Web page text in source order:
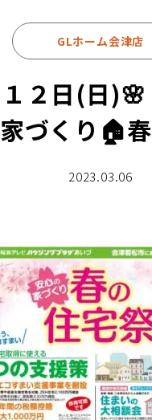
GLホーム会津店
２日(日
づくり🏠
2023.03.06